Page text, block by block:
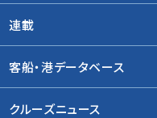
連載
客船・港データベース
クルーズニュース